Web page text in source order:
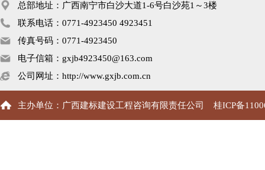
总部地址：广西南宁市白沙大道1-6号白沙苑1～3楼
联系电话：0771-4923450 4923451
传真号码：0771-4923450
电子信箱：gxjb4923450@163.com
公司网址：http://www.gxjb.com.cn
主办单位：广西建标建设工程咨询有限责任公司 桂ICP备